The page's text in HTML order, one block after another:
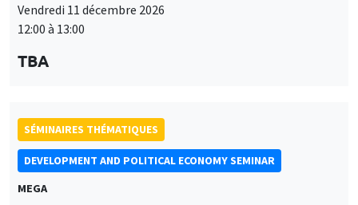
Vendredi 11 décembre 2026
12:00 à 13:00
TBA
SÉMINAIRES THÉMATIQUES
DEVELOPMENT AND POLITICAL ECONOMY SEMINAR
MEGA